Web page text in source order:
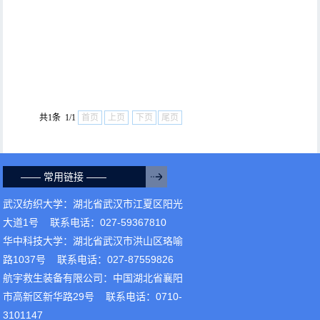
共1条 1/1 首页 上页 下页 尾页
—— 常用链接 ——
武汉纺织大学：湖北省武汉市江夏区阳光
大道1号 联系电话：027-59367810
华中科技大学：湖北省武汉市洪山区珞喻
路1037号 联系电话：027-87559826
航宇救生装备有限公司：中国湖北省襄阳
市高新区新华路29号 联系电话：0710-
3101147